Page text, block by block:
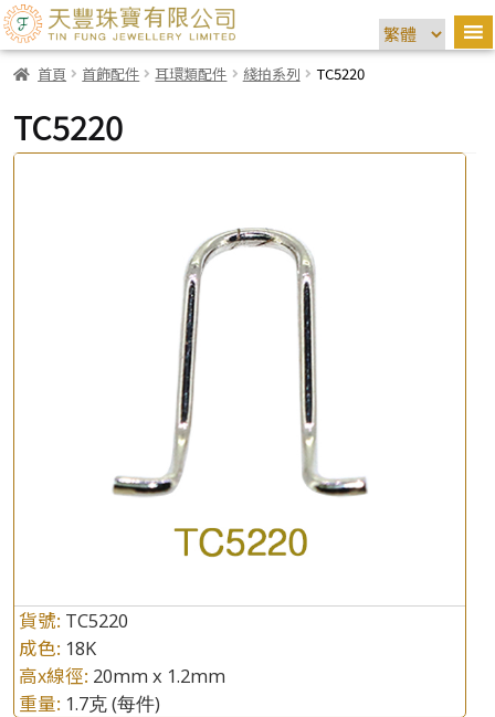
首頁 首飾配件 耳環類配件 綫拍系列 TC5220
TC5220
貨號: TC5220
成色: 18K
高x線徑: 20mm x 1.2mm
重量: 1.7克(每件)